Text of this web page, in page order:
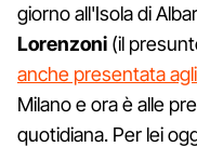
giorno all'Isola di
Lorenzoni (il
anche presentata
Milano e ora è alle
quotidiana. Per lei